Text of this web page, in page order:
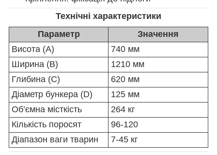
Технічні характеристики
Параметр
Значення
Висота (A)
740 мм
Ширина (B)
1210 мм
Глибина (C)
620 мм
Діаметр бункера (D)
125 мм
Об’ємна місткість
264 кг
Кількість поросят
96-120
Діапазон ваги тварин
7-45 кг